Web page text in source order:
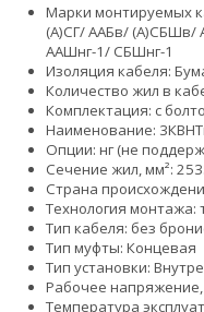
Марки монтируемых
(А)СГ/ ААБв/
ААШнг-1/ СБШнг-1
Изоляция кабеля:
Количество жил в
Комплектация: с
Наименование:
Опции: нг (не
Сечение жил, мм²: 25
Страна
Технология
Тип кабеля: без брони
Тип муфты: Концевая
Тип установки:
Рабочее напряжение,
Температура